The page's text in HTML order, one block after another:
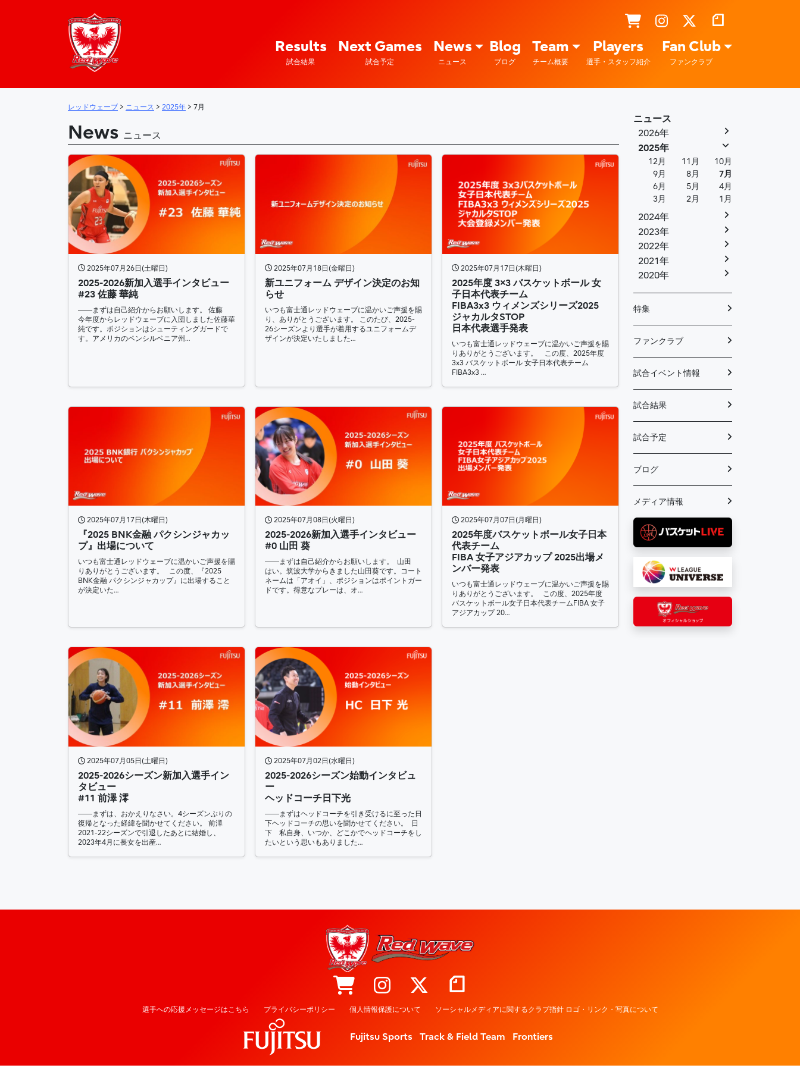
メインナビゲーション
Results
試合結果
Next Games
試合予定
News
ニュース
Blog
ブログ
Team
チーム概要
Players
選手・スタッフ紹介
Fan Club
ファンクラブ
レッドウェーブ > ニュース > 2025年 > 7月
News ニュース
2025年07月26日(土曜日)
2025-2026新加入選手インタビュー
#23 佐藤 華純
――まずは自己紹介からお願いします。 佐藤
今年度からレッドウェーブに入団しました佐藤華
純です。ポジションはシューティングガードで
す。アメリカのペンシルベニア州…
2025年07月18日(金曜日)
新ユニフォーム デザイン決定のお知
らせ
いつも富士通レッドウェーブに温かいご声援を賜
り、ありがとうございます。 このたび、2025-
26シーズンより選手が着用するユニフォームデ
ザインが決定いたしました…
2025年07月17日(木曜日)
2025年度 3×3 バスケットボール 女
子日本代表チーム
FIBA3x3 ウィメンズシリーズ2025
ジャカルタSTOP
日本代表選手発表
いつも富士通レッドウェーブに温かいご声援を賜
りありがとうございます。 この度、2025年度
3x3 バスケットボール 女子日本代表チーム
FIBA3x3 …
2025年07月17日(木曜日)
『2025 BNK金融 パクシンジャカッ
プ』出場について
いつも富士通レッドウェーブに温かいご声援を賜
りありがとうございます。 この度、『2025
BNK金融 パクシンジャカップ』に出場すること
が決定いた…
2025年07月08日(火曜日)
2025-2026新加入選手インタビュー
#0 山田 葵
――まずは自己紹介からお願いします。 山田
はい。筑波大学からきました山田葵です。コート
ネームは「アオイ」、ポジションはポイントガー
ドです。得意なプレーは、オ…
2025年07月07日(月曜日)
2025年度バスケットボール女子日本
代表チーム
FIBA 女子アジアカップ 2025出場メ
ンバー発表
いつも富士通レッドウェーブに温かいご声援を賜
りありがとうございます。 この度、2025年度
バスケットボール女子日本代表チームFIBA 女子
アジアカップ 20…
2025年07月05日(土曜日)
2025-2026シーズン新加入選手イン
タビュー
#11 前澤 澪
――まずは、おかえりなさい。4シーズンぶりの
復帰となった経緯を聞かせてください。 前澤
2021-22シーズンで引退したあとに結婚し、
2023年4月に長女を出産…
2025年07月02日(水曜日)
2025-2026シーズン始動インタビュ
ー
ヘッドコーチ日下光
――まずはヘッドコーチを引き受けるに至った日
下ヘッドコーチの思いを聞かせてください。 日
下 私自身、いつか、どこかでヘッドコーチをし
たいという思いもありました…
ニュース
2026年
2025年
12月 11月
10月
9月
8月
7月
6月
5月
4月
3月
2月 1月
2024年
2023年
2022年
2021年
2020年
特集
ファンクラブ
試合イベント情報
試合結果
試合予定
ブログ
メディア情報
選手への応援メッセージはこちら プライバシーポリシー 個人情報保護について ソーシャルメディアに関するクラブ指針 ロゴ・リンク・写真について
Fujitsu Sports Track & Field Team Frontiers